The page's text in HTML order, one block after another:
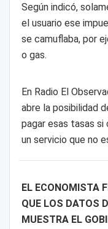
Según indicó,
el usuario ese
se camuflaba, por
o gas.
En Radio El
abre la posibilidad
pagar esas tasas si
un servicio que no
EL ECONOMISTA
QUE LOS DATOS
MUESTRA EL